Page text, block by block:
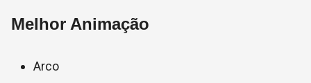
Melhor Animação
Arco